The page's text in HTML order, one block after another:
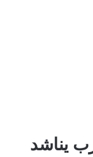
يناشد